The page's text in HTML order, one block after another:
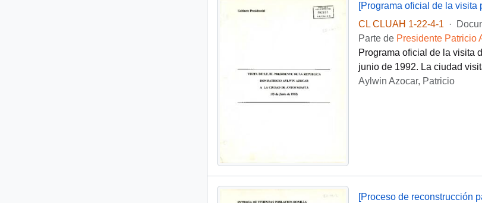
CL CLUAH 1-22-4-1
·
Parte de Presidente Patricio
Programa oficial de la visita
junio de 1992. La ciudad
Aylwin Azocar, Patricio
[Proceso de reconstrucción